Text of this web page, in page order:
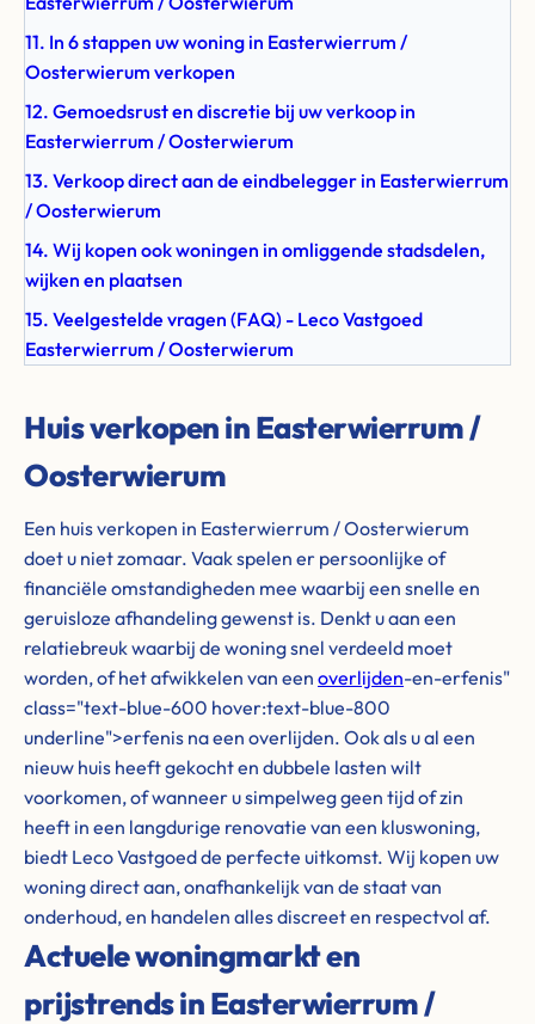
11. In 6 stappen uw woning in Easterwierrum /
Oosterwierum verkopen
12. Gemoedsrust en discretie bij uw verkoop in
Easterwierrum / Oosterwierum
13. Verkoop direct aan de eindbelegger in Easterwierrum
/ Oosterwierum
14. Wij kopen ook woningen in omliggende stadsdelen,
wijken en plaatsen
15. Veelgestelde vragen (FAQ) - Leco Vastgoed
Easterwierrum / Oosterwierum
Huis verkopen in Easterwierrum /
Oosterwierum
Een huis verkopen in Easterwierrum / Oosterwierum
doet u niet zomaar. Vaak spelen er persoonlijke of
financiële omstandigheden mee waarbij een snelle en
geruisloze afhandeling gewenst is. Denkt u aan een
relatiebreuk waarbij de woning snel verdeeld moet
worden, of het afwikkelen van een overlijden-en-erfenis"
class="text-blue-600 hover:text-blue-800
underline">erfenis na een overlijden. Ook als u al een
nieuw huis heeft gekocht en dubbele lasten wilt
voorkomen, of wanneer u simpelweg geen tijd of zin
heeft in een langdurige renovatie van een kluswoning,
biedt Leco Vastgoed de perfecte uitkomst. Wij kopen uw
woning direct aan, onafhankelijk van de staat van
onderhoud, en handelen alles discreet en respectvol af.
Actuele woningmarkt en
prijstrends in Easterwierrum /